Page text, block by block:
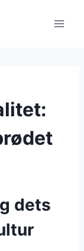
dets